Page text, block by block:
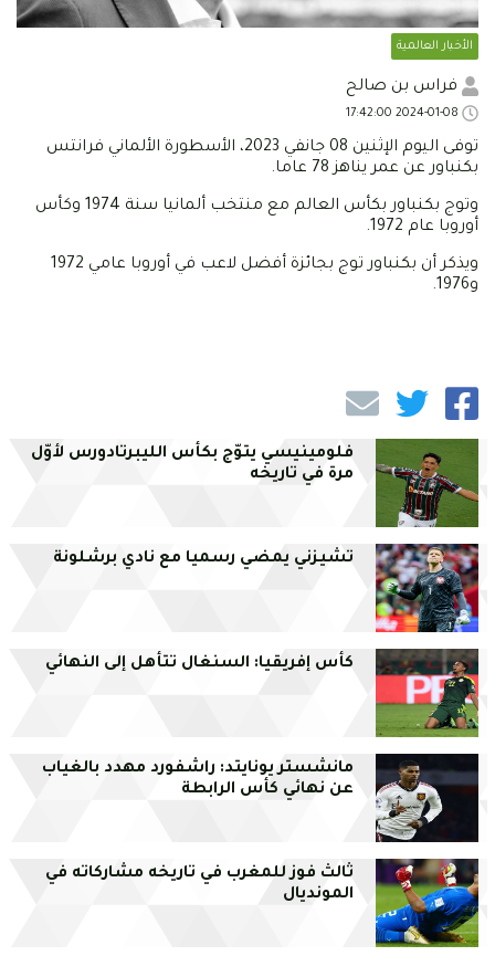
الأخبار العالمية
فراس بن صالح
توفى اليوم الإثنين 08 جانفي 2023، الأسطورة الألماني فرانتس
بكنباور عن عمر يناهز 78 عاما.
وتوج بكنباور بكأس العالم مع منتخب ألمانيا سنة 1974 وكأس
أوروبا عام 1972.
ويذكر أن بكنباور توج بجائزة أفضل لاعب في أوروبا عامي 1972
و1976.
فلومينيسي يتوّج بكأس الليبرتادورس لأوّل
مرة في تاريخه
تشيزني يمضي رسميا مع نادي برشلونة
كأس إفريقيا: السنغال تتأهل إلى النهائي
مانشستر يونايتد: راشفورد مهدد بالغياب
عن نهائي كأس الرابطة
ثالث فوز للمغرب في تاريخه مشاركاته في
المونديال